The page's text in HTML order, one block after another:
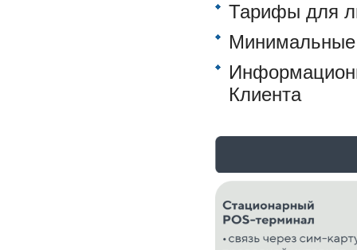
Тарифы для
Минимальные
Клиента